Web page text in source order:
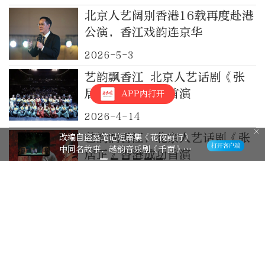
北京人艺阔别香港16载再度赴港
公演，香江戏韵连京华
2026-5-3
艺韵飘香江 北京人艺话剧《张
居正》香港成功首演
2026-4-14
艺韵润香江，北京人艺话剧《张
居正》香港成功首演
APP内打开
朗读剧《回声：审判》：声场之中审
视人性善恶